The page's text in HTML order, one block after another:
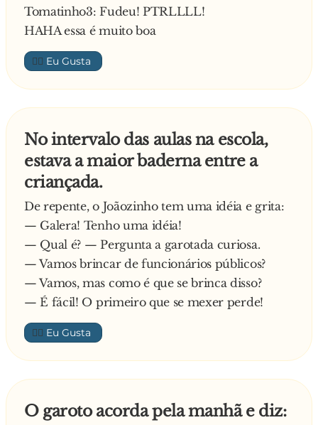
Tomatinho3: Fudeu! PTRLLLL!
HAHA essa é muito boa
👍🏼
No intervalo das aulas na escola,
estava a maior baderna entre a
criançada.
De repente, o Joãozinho tem uma idéia e grita:
— Galera! Tenho uma idéia!
— Qual é? — Pergunta a garotada curiosa.
— Vamos brincar de funcionários públicos?
— Vamos, mas como é que se brinca disso?
— É fácil! O primeiro que se mexer perde!
👍🏼
O garoto acorda pela manhã e diz: